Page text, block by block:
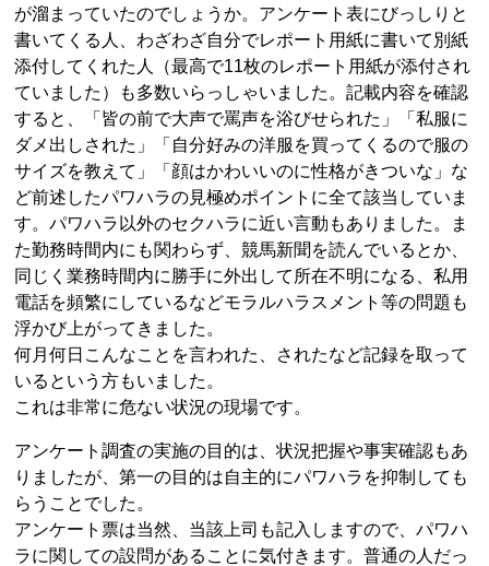
が溜まっていたのでしょうか。アンケート表にびっしりと
書いてくる人、わざわざ自分でレポート用紙に書いて別紙
添付してくれた人（最高で11枚のレポート用紙が添付され
ていました）も多数いらっしゃいました。記載内容を確認
すると、「皆の前で大声で罵声を浴びせられた」「私服に
ダメ出しされた」「自分好みの洋服を買ってくるので服の
サイズを教えて」「顔はかわいいのに性格がきついな」な
ど前述したパワハラの見極めポイントに全て該当していま
す。パワハラ以外のセクハラに近い言動もありました。ま
た勤務時間内にも関わらず、競馬新聞を読んでいるとか、
同じく業務時間内に勝手に外出して所在不明になる、私用
電話を頻繁にしているなどモラルハラスメント等の問題も
浮かび上がってきました。
何月何日こんなことを言われた、されたなど記録を取って
いるという方もいました。
これは非常に危ない状況の現場です。
アンケート調査の実施の目的は、状況把握や事実確認もあ
りましたが、第一の目的は自主的にパワハラを抑制しても
らうことでした。
アンケート票は当然、当該上司も記入しますので、パワハ
ラに関しての設問があることに気付きます。普通の人だっ